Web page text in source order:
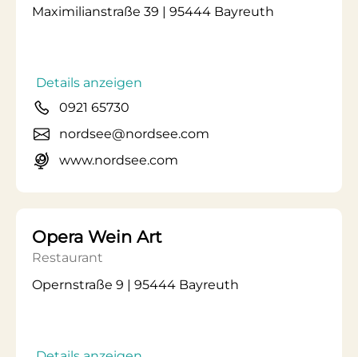
Maximilianstraße 39 | 95444 Bayreuth
Details anzeigen
0921 65730
nordsee@nordsee.com
www.nordsee.com
Opera Wein Art
Restaurant
Opernstraße 9 | 95444 Bayreuth